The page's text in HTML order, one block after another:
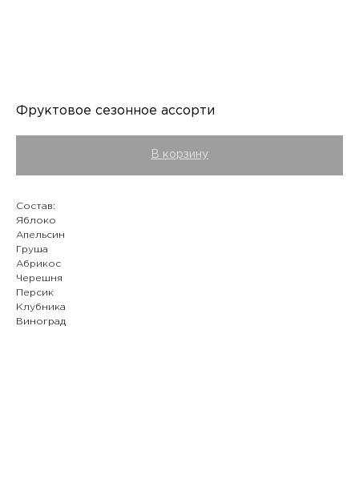
Фруктовое сезонное ассорти
В корзину
Состав:
Яблоко
Апельсин
Груша
Абрикос
Черешня
Персик
Клубника
Виноград